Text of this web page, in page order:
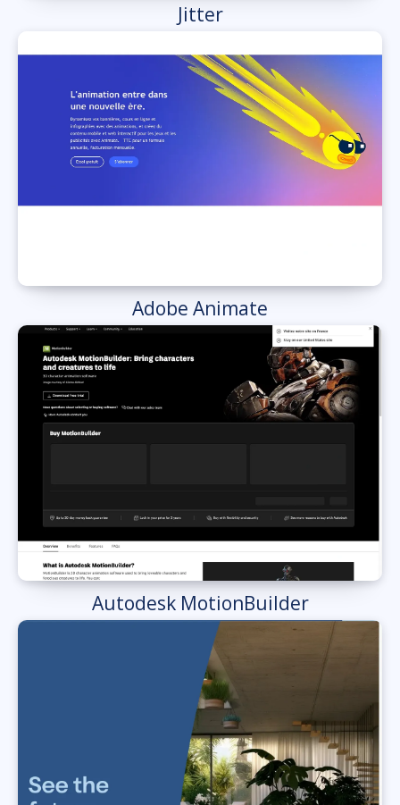
Jitter
Adobe Animate
Autodesk MotionBuilder